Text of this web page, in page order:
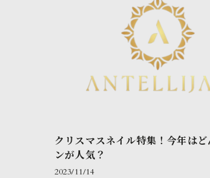
クリスマスネイル特集！今年はど
ンが人気？
2023/11/14